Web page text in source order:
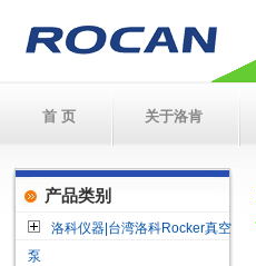
首 页 关于洛肯
产品类别
洛科仪器|台湾洛科Rocker真空
泵